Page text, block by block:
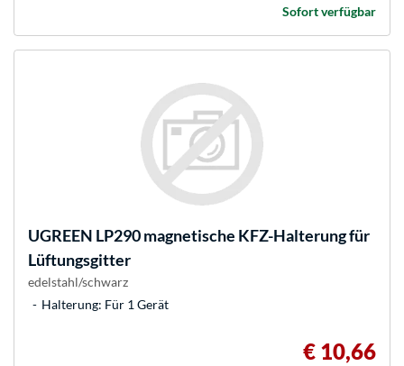
Sofort verfügbar
UGREEN LP290 magnetische KFZ-Halterung für
Lüftungsgitter
edelstahl/schwarz
Halterung: Für 1 Gerät
€ 10,66